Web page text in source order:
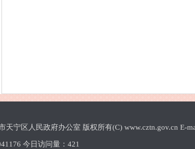
天宁区人民政府办公室 版权所有(C) www.cztn.gov.cn E-
今日访问量： 421